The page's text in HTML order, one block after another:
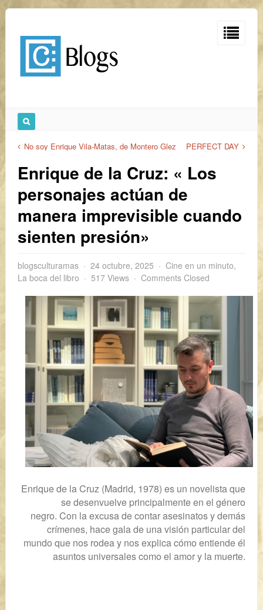
No soy Enrique Vila-Matas, de Montero Glez PERFECT DAY
Enrique de la Cruz: « Los
personajes actúan de
manera imprevisible cuando
sienten presión»
blogsculturamas 24 octubre, 2025 Cine en un minuto,
La boca del libro
517 Views Comments Closed
Enrique de la Cruz (Madrid, 1978) es un novelista que
se desenvuelve principalmente en el género
negro. Con la excusa de contar asesinatos y demás
crímenes, hace gala de una visión particular del
mundo que nos rodea y nos explica cómo entiende él
asuntos universales como el amor y la muerte.